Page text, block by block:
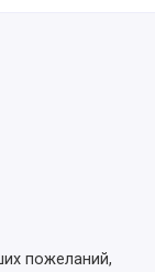
пожеланий,